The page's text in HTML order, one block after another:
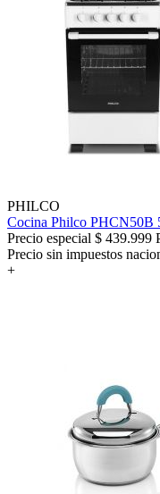
PHILCO
Cocina Philco PHCN50B
Precio especial $ 439.999
Precio sin impuestos
+